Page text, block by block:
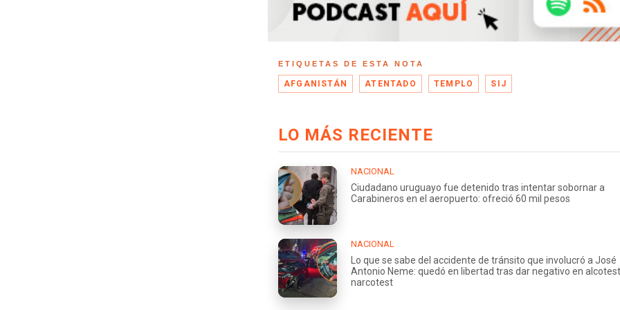
ETIQUETAS DE ESTA NOTA
AFGANISTÁN ATENTADO TEMPLO SIJ
LO MÁS RECIENTE
NACIONAL
Ciudadano uruguayo fue detenido tras intentar sobornar a
Carabineros en el aeropuerto: ofreció 60 mil pesos
NACIONAL
Lo que se sabe del accidente de tránsito que involucró a José
Antonio Neme: quedó en libertad tras dar negativo en
narcotest